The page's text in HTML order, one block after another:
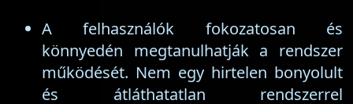
A felhasználók fokozatosan és
könnyedén megtanulhatják a rendszer
működését. Nem egy hirtelen bonyolult
és átláthatatlan rendszerrel